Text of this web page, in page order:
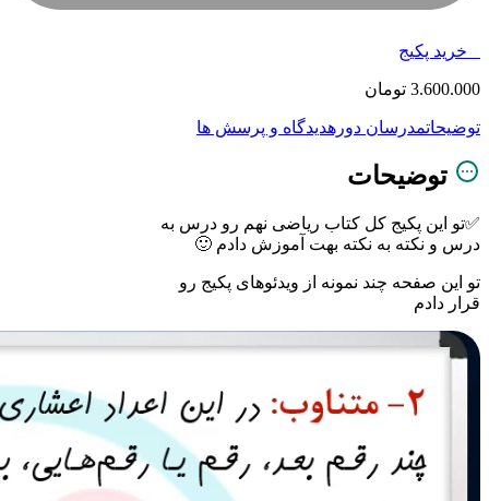
خرید پکیج
3.600.000 تومان
توضیحاتمدرسان دورهدیدگاه و پرسش ها
توضیحات
✅تو این پکیج کل کتاب ریاضی نهم رو درس به
درس و نکته به نکته بهت آموزش دادم 🙂
تو این صفحه چند نمونه از ویدئوهای پکیج رو
قرار دادم